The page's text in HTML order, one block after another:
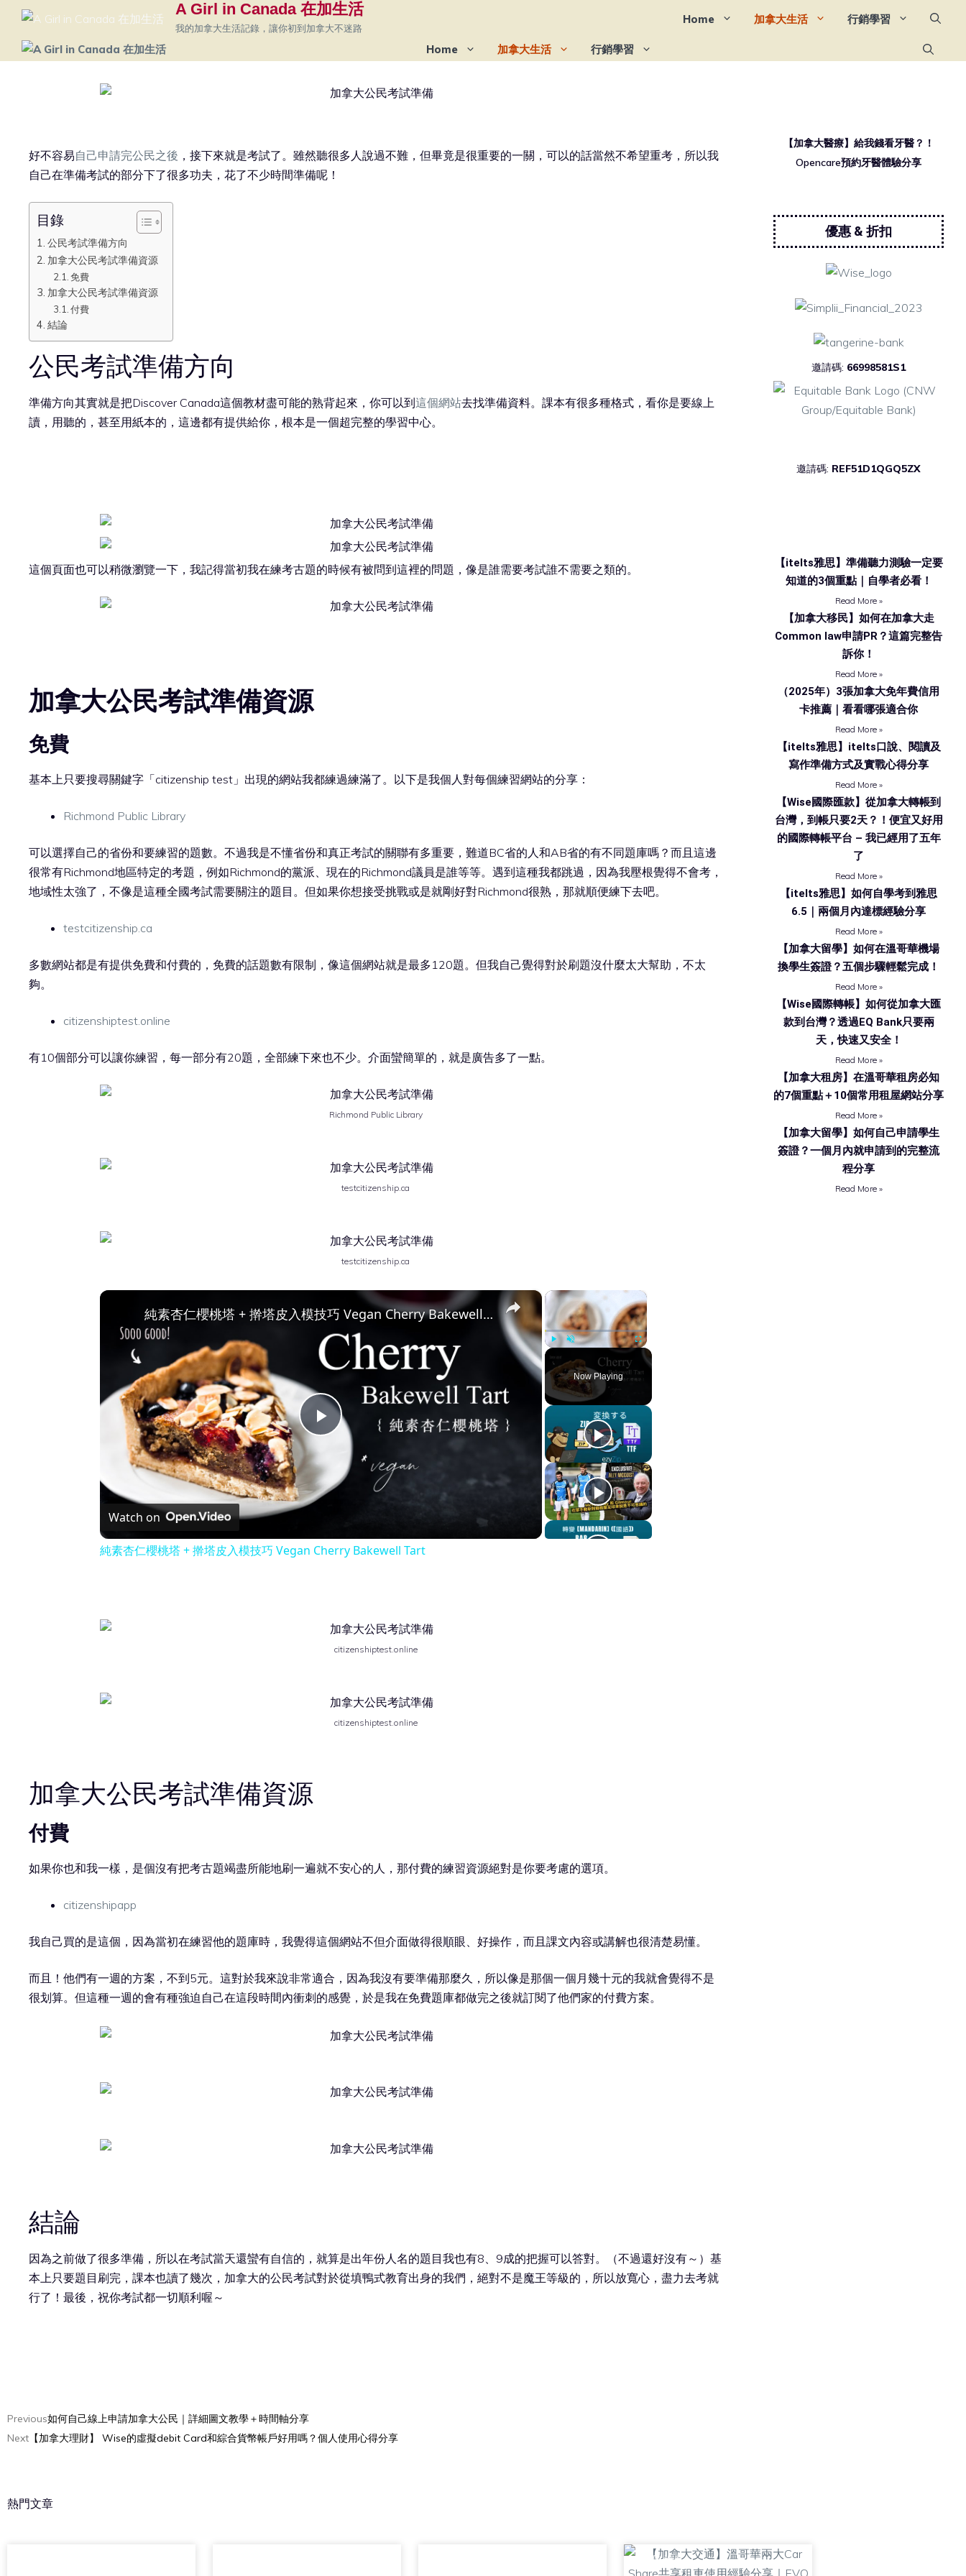
A Girl in Canada 在加生活
我的加拿大生活記錄，讓你初到加拿大不迷路
Home 加拿大生活 行銷學習
Home 加拿大生活 行銷學習
好不容易自己申請完公民之後 ，接下來就是考試了。雖然聽很多人說過不難，但畢竟是很重要的一關，可以的話當然不希望重考，所以我
自己在準備考試的部分下了很多功夫，花了不少時間準備呢！
目錄
公民考試準備方向
加拿大公民考試準備資源
免費
加拿大公民考試準備資源
付費
結論
公民考試準備方向
準備方向其實就是把Discover Canada這個教材盡可能的熟背起來，你可以到這個網站去找準備資料。課本有很多種格式，看你是要線上
讀，用聽的，甚至用紙本的，這邊都有提供給你，根本是一個超完整的學習中心。
這個頁面也可以稍微瀏覽一下，我記得當初我在練考古題的時候有被問到這裡的問題，像是誰需要考試誰不需要之類的。
加拿大公民考試準備資源
免費
基本上只要搜尋關鍵字「citizenship test」出現的網站我都練過練滿了。以下是我個人對每個練習網站的分享：
Richmond Public Library
可以選擇自己的省份和要練習的題數。不過我是不懂省份和真正考試的關聯有多重要，難道BC省的人和AB省的有不同題庫嗎？而且這邊
很常有Richmond地區特定的考題，例如Richmond的黨派、現在的Richmond議員是誰等等。遇到這種我都跳過，因為我壓根覺得不會考，
地域性太強了，不像是這種全國考試需要關注的題目。但如果你想接受挑戰或是就剛好對Richmond很熟，那就順便練下去吧。
testcitizenship.ca
多數網站都是有提供免費和付費的，免費的話題數有限制，像這個網站就是最多120題。但我自己覺得對於刷題沒什麼太大幫助，不太
夠。
citizenshiptest.online
有10個部分可以讓你練習，每一部分有20題，全部練下來也不少。介面蠻簡單的，就是廣告多了一點。
Richmond Public Library
testcitizenship.ca
testcitizenship.ca
×
Play Fullscreen
Now Playing
×
P
l
d
純素杏仁櫻桃塔 + 擀塔皮入模技巧 Vegan Cherry Bakewell Tart
Watch on
純素杏仁櫻桃塔 + 擀塔皮入模技巧 Vegan Cherry Bakewell Tart
citizenshiptest.online
citizenshiptest.online
加拿大公民考試準備資源
付費
如果你也和我一樣，是個沒有把考古題竭盡所能地刷一遍就不安心的人，那付費的練習資源絕對是你要考慮的選項。
citizenshipapp
我自己買的是這個，因為當初在練習他的題庫時，我覺得這個網站不但介面做得很順眼、好操作，而且課文內容或講解也很清楚易懂。
而且！他們有一週的方案，不到5元。這對於我來說非常適合，因為我沒有要準備那麼久，所以像是那個一個月幾十元的我就會覺得不是
很划算。但這種一週的會有種強迫自己在這段時間內衝刺的感覺，於是我在免費題庫都做完之後就訂閱了他們家的付費方案。
結論
因為之前做了很多準備，所以在考試當天還蠻有自信的，就算是出年份人名的題目我也有8、9成的把握可以答對。（不過還好沒有～）基
本上只要題目刷完，課本也讀了幾次，加拿大的公民考試對於從填鴨式教育出身的我們，絕對不是魔王等級的，所以放寬心，盡力去考就
行了！最後，祝你考試都一切順利喔～
【加拿大醫療】給我錢看牙醫？！
Opencare預約牙醫體驗分享
優惠 & 折扣
邀請碼: 66998581S1
邀請碼: REF51D1QGQ5ZX
【itelts雅思】準備聽力測驗一定要
知道的3個重點｜自學者必看！
Read More »
【加拿大移民】如何在加拿大走
Common law申請PR？這篇完整告
訴你！
Read More »
（2025年）3張加拿大免年費信用
卡推薦｜看看哪張適合你
Read More »
【itelts雅思】itelts口說、閱讀及
寫作準備方式及實戰心得分享
Read More »
【Wise國際匯款】從加拿大轉帳到
台灣，到帳只要2天？！便宜又好用
的國際轉帳平台 – 我已經用了五年
了
Read More »
【itelts雅思】如何自學考到雅思
6.5｜兩個月內達標經驗分享
Read More »
【加拿大留學】如何在溫哥華機場
換學生簽證？五個步驟輕鬆完成！
Read More »
【Wise國際轉帳】如何從加拿大匯
款到台灣？透過EQ Bank只要兩
天，快速又安全！
Read More »
【加拿大租房】在溫哥華租房必知
的7個重點＋10個常用租屋網站分享
Read More »
【加拿大留學】如何自己申請學生
簽證？一個月內就申請到的完整流
程分享
Read More »
Previous如何自己線上申請加拿大公民｜詳細圖文教學＋時間軸分享
Next 【加拿大理財】 Wise的虛擬debit Card和綜合貨幣帳戶好用嗎？個人使用心得分享
熱門文章
交通&旅遊